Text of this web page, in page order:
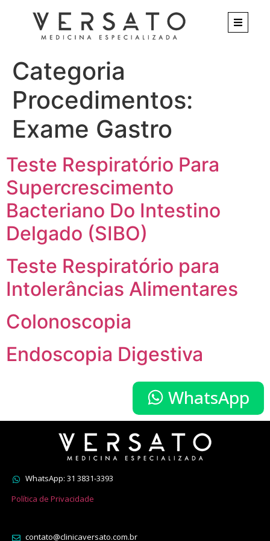
Categoria
Procedimentos:
Exame Gastro
Teste Respiratório Para
Supercrescimento
Bacteriano Do Intestino
Delgado (SIBO)
Teste Respiratório para
Intolerâncias Alimentares
Colonoscopia
Endoscopia Digestiva
WhatsApp
WhatsApp: 31 3831-3393
Política de Privacidade
contato@clinicaversato.com.br